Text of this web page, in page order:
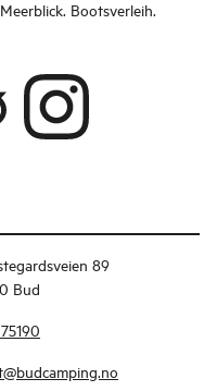
Bootsverleih.
89
Bud